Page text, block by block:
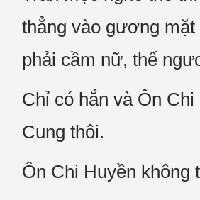
thẳng vào gương
phải cầm nữ, thế
Chỉ có hắn và Ôn
Cung thôi.
Ôn Chi Huyền không